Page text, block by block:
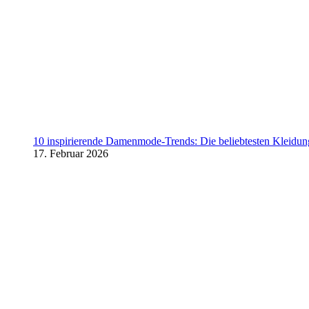
10 inspirierende Damenmode-Trends: Die beliebtesten
17. Februar 2026